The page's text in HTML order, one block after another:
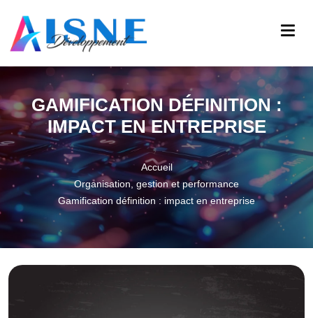
GAMIFICATION DÉFINITION :
IMPACT EN ENTREPRISE
Accueil
Organisation, gestion et performance
Gamification définition : impact en entreprise